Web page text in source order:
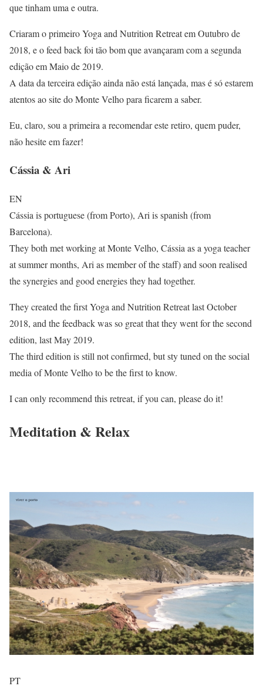
que tinham uma e outra.
Criaram o primeiro Yoga and Nutrition Retreat em Outubro de
2018, e o feed back foi tão bom que avançaram com a segunda
edição em Maio de 2019.
A data da terceira edição ainda não está lançada, mas é só estarem
atentos ao site do Monte Velho para ficarem a saber.
Eu, claro, sou a primeira a recomendar este retiro, quem puder,
não hesite em fazer!
Cássia & Ari
EN
Cássia is portuguese (from Porto), Ari is spanish (from
Barcelona).
They both met working at Monte Velho, Cássia as a yoga teacher
at summer months, Ari as member of the staff) and soon realised
the synergies and good energies they had together.
They created the first Yoga and Nutrition Retreat last October
2018, and the feedback was so great that they went for the second
edition, last May 2019.
The third edition is still not confirmed, but sty tuned on the social
media of Monte Velho to be the first to know.
I can only recommend this retreat, if you can, please do it!
Meditation & Relax
PT